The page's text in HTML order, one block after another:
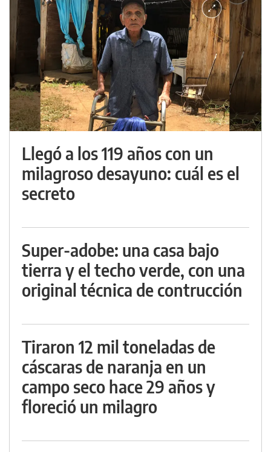
Llegó a los 119 años con un
milagroso desayuno: cuál es el
secreto
Super-adobe: una casa bajo
tierra y el techo verde, con una
original técnica de contrucción
Tiraron 12 mil toneladas de
cáscaras de naranja en un
campo seco hace 29 años y
floreció un milagro